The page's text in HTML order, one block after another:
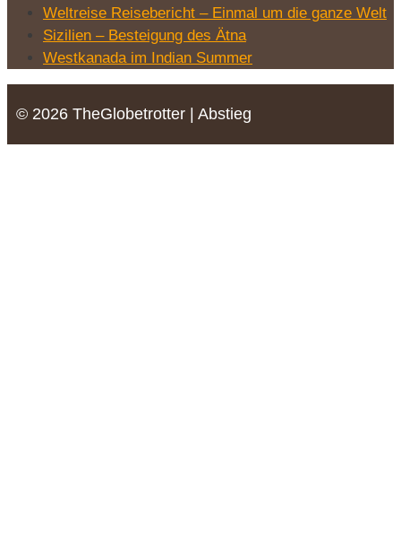
Weltreise Reisebericht – Einmal um die ganze Welt
Sizilien – Besteigung des Ätna
Westkanada im Indian Summer
© 2026 TheGlobetrotter | Abstieg